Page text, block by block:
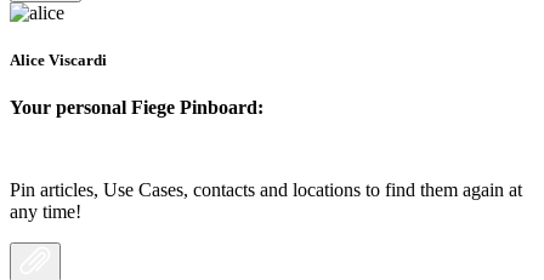
Alice Viscardi
Your personal Fiege Pinboard:
Pin articles, Use Cases, contacts and locations to find them again at
any time!